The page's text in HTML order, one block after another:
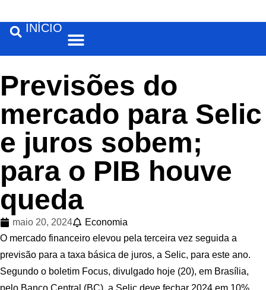
INÍCIO
Previsões do
mercado para Selic
e juros sobem;
para o PIB houve
queda
maio 20, 2024
Economia
O mercado financeiro elevou pela terceira vez seguida a
previsão para a taxa básica de juros, a Selic, para este ano.
Segundo o boletim Focus, divulgado hoje (20), em Brasília,
pelo Banco Central (BC), a Selic deve fechar 2024 em 10%.